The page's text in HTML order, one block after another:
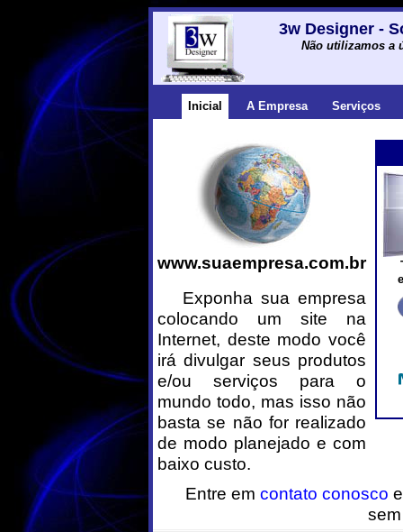
3w Designer -
Não utilizamos a
Inicial A Empresa Serviços
www.suaempresa.com.br
Exponha sua empresa
colocando um site na
Internet, deste modo você
irá divulgar seus produtos
e/ou serviços para o
mundo todo, mas isso não
basta se não for realizado
de modo planejado e com
baixo custo.
Entre em contato conosco